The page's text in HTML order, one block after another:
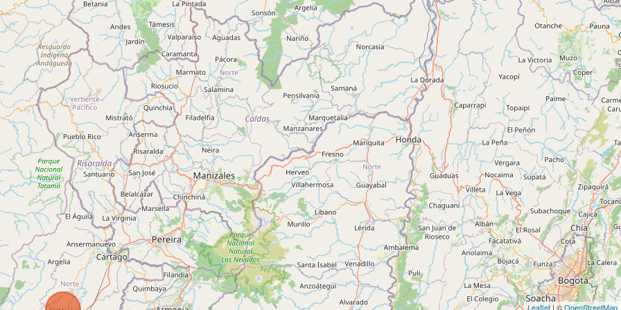
Leaflet | ©OpenStreetMap